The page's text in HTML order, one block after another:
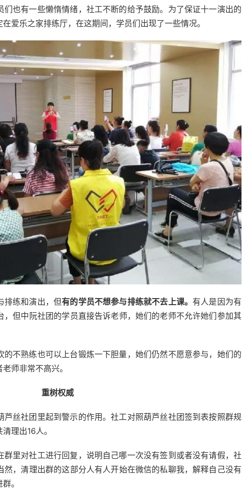
也有一些懒惰情绪，社工不断的给予鼓励。为了保证十一演出的
爱乐之家排练厅，在这期间，学员们出现了一些情况。
排练和演出，但有的学员不想参与排练就不去上课。有人是因为有
但中阮社团的学员直接告诉老师，她们的老师不允许她们参加其
不熟练也可以上台锻炼一下胆量，她们仍然不愿意参与，她们的
师非常不高兴。
重树权威
芦丝社团里起到警示的作用。社工对照葫芦丝社团签到表按照群规
清理出16人。
里对社工进行回复，说明自己哪一次没有签到或者没有请假，社
，清理出群的这部分人有人开始在微信的私聊我，解释自己没有
。